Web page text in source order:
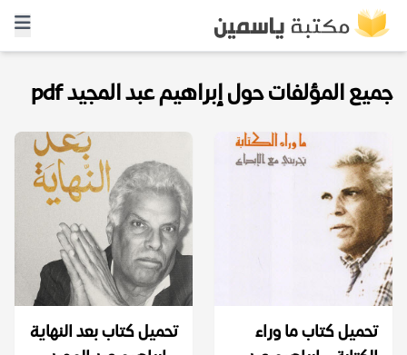
جميع المؤلفات حول إبراهيم عبد المجيد pdf
تحميل كتاب ما وراء
تحميل كتاب بعد النهاية